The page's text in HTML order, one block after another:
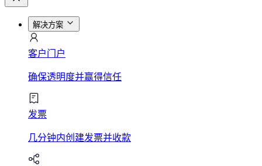
解决方案
客户门户
确保透明度并赢得信任
发票
几分钟内创建发票并收款